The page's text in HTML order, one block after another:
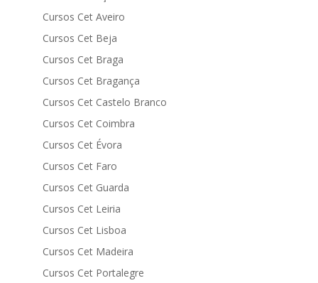
Cursos Cet Aveiro
Cursos Cet Beja
Cursos Cet Braga
Cursos Cet Bragança
Cursos Cet Castelo Branco
Cursos Cet Coimbra
Cursos Cet Évora
Cursos Cet Faro
Cursos Cet Guarda
Cursos Cet Leiria
Cursos Cet Lisboa
Cursos Cet Madeira
Cursos Cet Portalegre